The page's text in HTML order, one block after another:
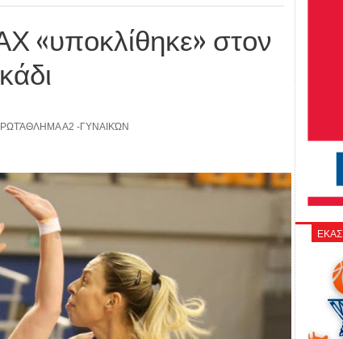
«υποκλίθηκε» στον
Α2 -ΓΥΝΑΙΚΏΝ